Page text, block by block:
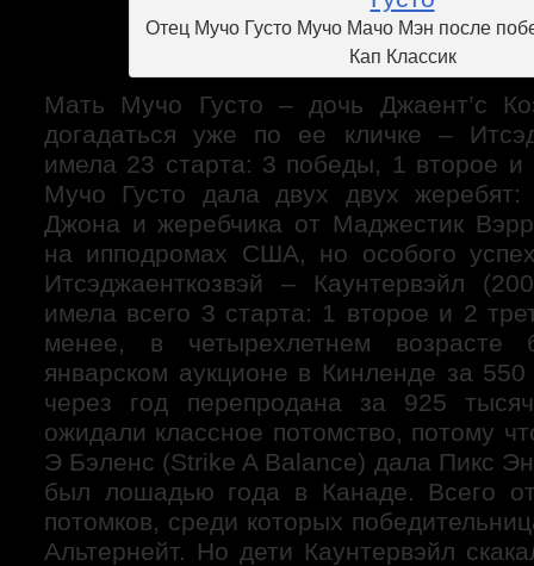
Отец Мучо Густо Мучо Мачо Мэн после
Кап Классик
Мать Мучо Густо – дочь Джаент’c
догадаться уже по ее кличке –
имела 23 старта: 3 победы, 1 второе и
Мучо Густо дала двух двух жеребят:
Джона и жеребчика от Маджестик
на ипподромах США, но особого
Итсэджаенткозвэй – Каунтервэйл
имела всего 3 старта: 1 второе и 2
менее, в четырехлетнем возрасте
январском аукционе в Кинленде за
через год перепродана за 925
ожидали классное потомство, потому
Э Бэленс (Strike A Balance) дала Пикс
был лошадью года в Канаде. Всего
потомков, среди которых
Альтернейт. Но дети Каунтервэйл